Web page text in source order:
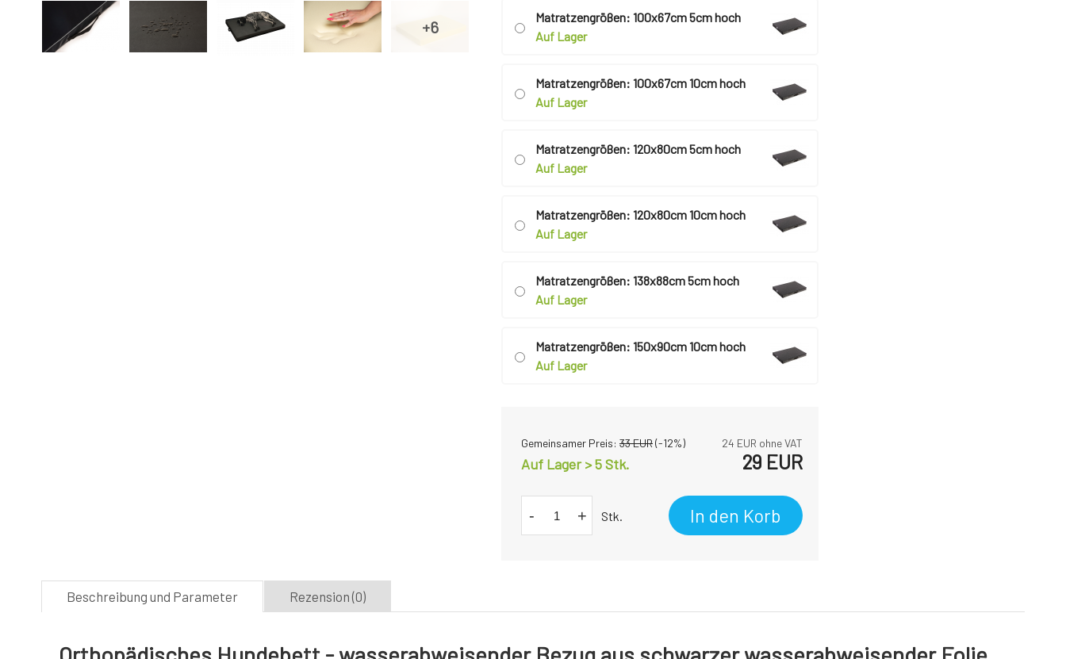
Matratzengrößen: 100x67cm 5cm hoch
Auf Lager
Matratzengrößen: 100x67cm 10cm hoch
Auf Lager
Matratzengrößen: 120x80cm 5cm hoch
Auf Lager
Matratzengrößen: 120x80cm 10cm hoch
Auf Lager
Matratzengrößen: 138x88cm 5cm hoch
Auf Lager
Matratzengrößen: 150x90cm 10cm hoch
Auf Lager
Gemeinsamer Preis: 33EUR(-12%) 24 EUR ohne VAT
Auf Lager > 5 Stk. 29 EUR
- + Stk. In den Korb
Beschreibung und Parameter Rezension (0)